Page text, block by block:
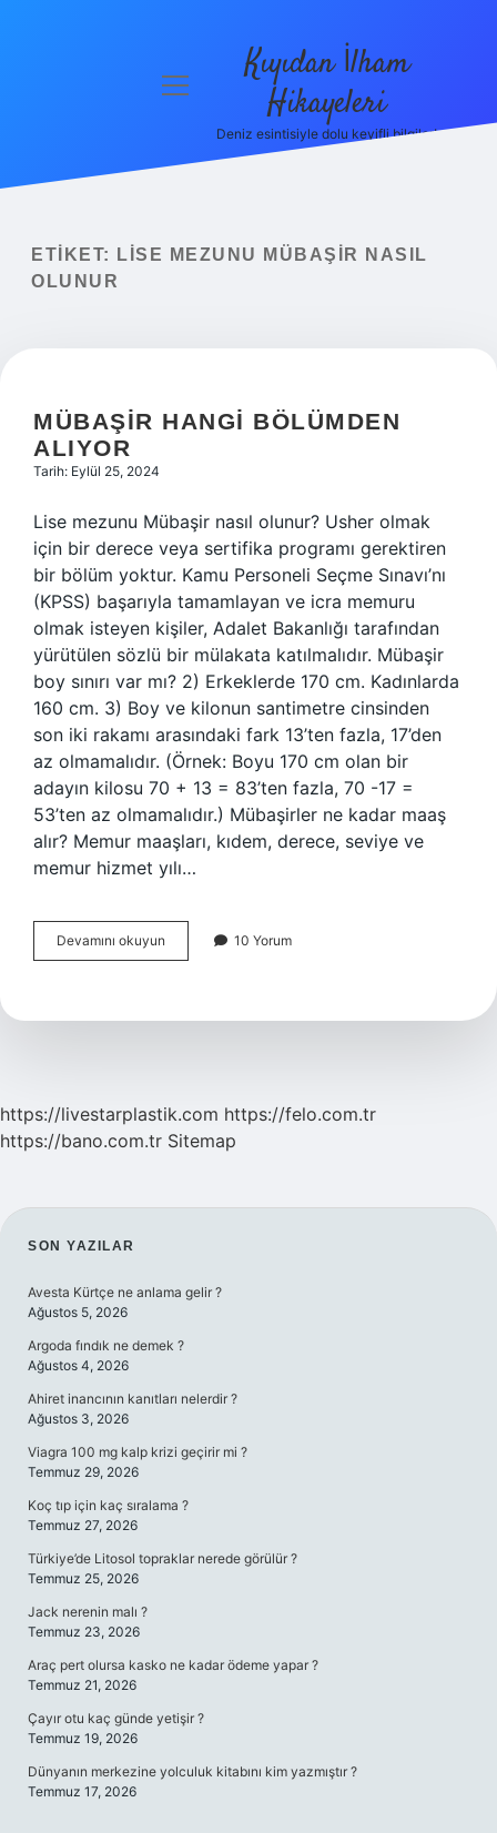
Yasal Uyarı
menüyü
Kıyıdan İlham
Hikayeleri
Deniz esintisiyle dolu keyifli bilgiler!
ETIKET:
LISE MEZUNU MÜBAŞIR NASIL
OLUNUR
MÜBAŞIR HANGI BÖLÜMDEN
ALIYOR
Tarih: Eylül 25, 2024
Lise mezunu Mübaşir nasıl olunur? Usher olmak
için bir derece veya sertifika programı gerektiren
bir bölüm yoktur. Kamu Personeli Seçme Sınavı’nı
(KPSS) başarıyla tamamlayan ve icra memuru
olmak isteyen kişiler, Adalet Bakanlığı tarafından
yürütülen sözlü bir mülakata katılmalıdır. Mübaşir
boy sınırı var mı? 2) Erkeklerde 170 cm. Kadınlarda
160 cm. 3) Boy ve kilonun santimetre cinsinden
son iki rakamı arasındaki fark 13’ten fazla, 17’den
az olmamalıdır. (Örnek: Boyu 170 cm olan bir
adayın kilosu 70 + 13 = 83’ten fazla, 70 -17 =
53’ten az olmamalıdır.) Mübaşirler ne kadar maaş
alır? Memur maaşları, kıdem, derece, seviye ve
memur hizmet yılı…
Devamını okuyun
Hangi
10 Yorum
https://livestarplastik.com https://felo.com.tr
https://bano.com.tr Sitemap
SIDEBAR
SON YAZILAR
Avesta Kürtçe ne anlama gelir ?
Ağustos 5, 2026
Argoda fındık ne demek ?
Ağustos 4, 2026
Ahiret inancının kanıtları nelerdir ?
Ağustos 3, 2026
Viagra 100 mg kalp krizi geçirir mi ?
Temmuz 29, 2026
Koç tıp için kaç sıralama ?
Temmuz 27, 2026
Türkiye’de Litosol topraklar nerede görülür ?
Temmuz 25, 2026
Jack nerenin malı ?
Temmuz 23, 2026
Araç pert olursa kasko ne kadar ödeme yapar ?
Temmuz 21, 2026
Çayır otu kaç günde yetişir ?
Temmuz 19, 2026
Dünyanın merkezine yolculuk kitabını kim yazmıştır ?
Temmuz 17, 2026